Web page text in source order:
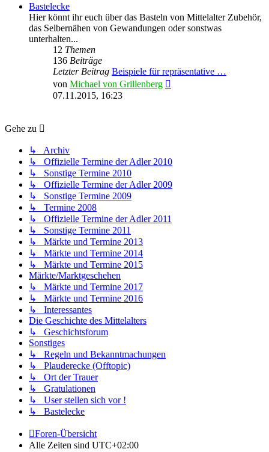
Bastelecke
Hier könnt ihr euch über das Basteln von Mittelalter Zubehör,
das Selbernähen von Gewandungen oder sonstwas
unterhalten...
12 Themen
136 Beiträge
Letzter Beitrag Beispiele für repräsentative …
von Michael von Grillenberg
07.11.2015, 16:23
Gehe zu
↳ Archiv
↳ Offizielle Termine der Adler 2010
↳ Sonstige Termine 2010
↳ Offizielle Termine der Adler 2009
↳ Sonstige Termine 2009
↳ Termine 2008
↳ Offizielle Termine der Adler 2011
↳ Sonstige Termine 2011
↳ Märkte und Termine 2013
↳ Märkte und Termine 2014
↳ Märkte und Termine 2015
Märkte/Marktgeschehen
↳ Märkte und Termine 2017
↳ Märkte und Termine 2016
↳ Interessantes
Die Geschichte des Mittelalters
↳ Geschichtsforum
Sonstiges
↳ Regeln und Bekanntmachungen
↳ Plauderecke (Offtopic)
↳ Ort der Trauer
↳ Gratulationen
↳ User stellen sich vor !
↳ Bastelecke
Foren-Übersicht
Alle Zeiten sind UTC+02:00